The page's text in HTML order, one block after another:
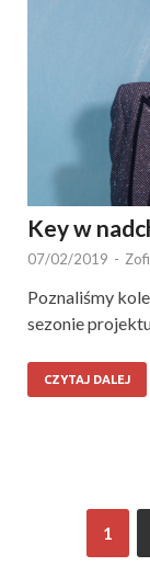
Key w
07/02/2019 -
Poznaliśmy
sezonie
CZYTAJ DALEJ
1